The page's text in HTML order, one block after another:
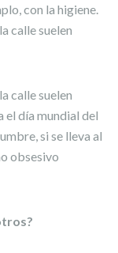
con la higiene.
calle suelen
calle suelen
el día mundial del
si se lleva al
obsesivo